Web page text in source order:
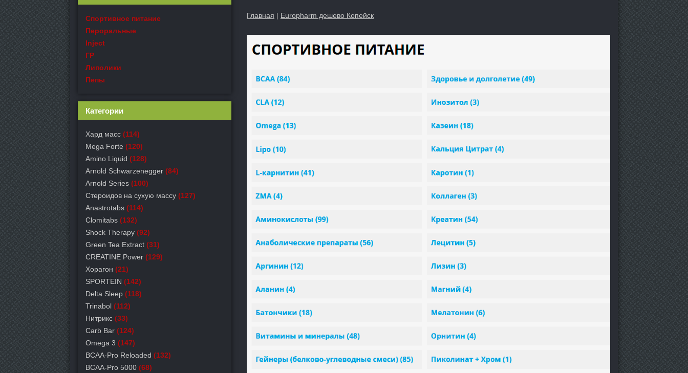
Главная | Europharm дешево Копейск
Спортивное питание
Пероральные
Inject
ГР
Липолики
Пепы
Категории
Хард масс (114)
Mega Forte (120)
Amino Liquid (128)
Arnold Schwarzenegger (84)
Arnold Series (100)
Стероидов на сухую массу (127)
Anastrotabs (114)
Clomitabs (132)
Shock Therapy (92)
Green Tea Extract (31)
СREATINE Power (129)
Хорагон (21)
SPORTEIN (142)
Delta Sleep (118)
Trinabol (112)
Нитрикс (33)
Carb Bar (124)
Omega 3 (147)
BCAA-Pro Reloaded (132)
BCAA-Pro 5000 (68)